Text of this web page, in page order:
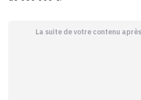
La suite de votre contenu